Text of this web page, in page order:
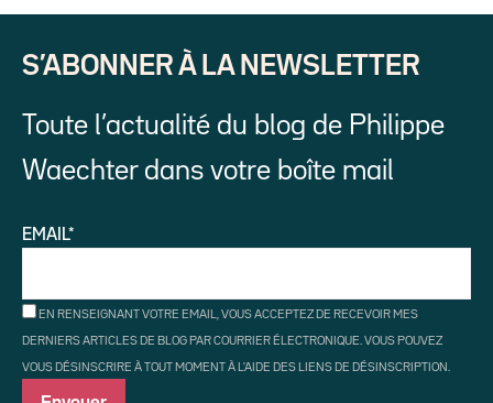
S’ABONNER À LA NEWSLETTER
Toute l’actualité du blog de Philippe
Waechter dans votre boîte mail
EMAIL*
EN RENSEIGNANT VOTRE EMAIL, VOUS ACCEPTEZ DE RECEVOIR MES
DERNIERS ARTICLES DE BLOG PAR COURRIER ÉLECTRONIQUE. VOUS POUVEZ
VOUS DÉSINSCRIRE À TOUT MOMENT À L'AIDE DES LIENS DE DÉSINSCRIPTION.